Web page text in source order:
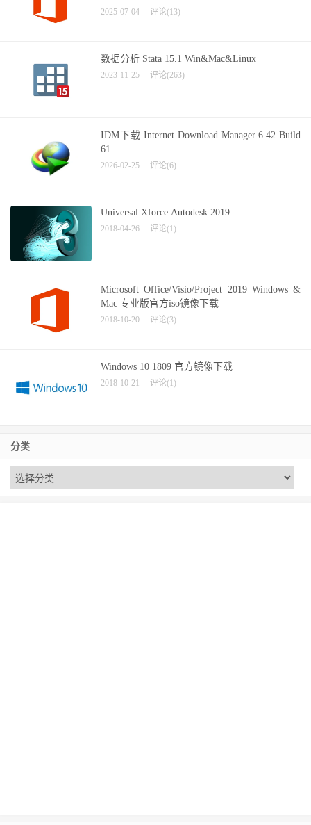
2025-07-04 评论(13)
数据分析 Stata 15.1 Win&Mac&Linux
2023-11-25 评论(263)
IDM下载 Internet Download Manager 6.42 Build
61
2026-02-25 评论(6)
Universal Xforce Autodesk 2019
2018-04-26 评论(1)
Microsoft Office/Visio/Project 2019 Windows &
Mac 专业版官方iso镜像下载
2018-10-20 评论(3)
Windows 10 1809 官方镜像下载
2018-10-21 评论(1)
分类